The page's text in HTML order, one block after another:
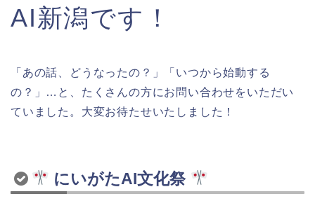
AI新潟です！
「あの話、どうなったの？」「いつから始動する
の？」…と、たくさんの方にお問い合わせをいただい
ていました。大変お待たせいたしました！
にいがたAI文化祭